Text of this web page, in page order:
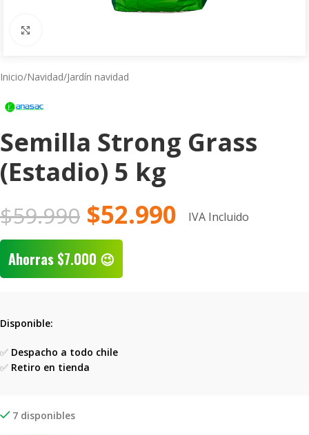
Inicio/Navidad/Jardín navidad
Semilla Strong Grass
(Estadio) 5 kg
$59.990 $52.990 IVA Incluido
Ahorras $7.000 😉
Disponible:
✅ Despacho a todo chile
✅ Retiro en tienda
7 disponibles